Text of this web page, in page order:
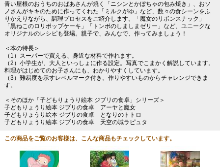
青い屋根のおうちのおばあさんが焼く「ニシンとかぼちゃの包み焼き」、おソ
ノさんがキキのために作ってくれた「ミルクがゆ」など、数々の食シーンをふ
りかえりながら、調理プロセスをご紹介します。「魔女のリボンスナック」
「黒ねこのロリポップケーキ」「トンボのしましまゼリー」など、ユニークな
オリジナルのレシピも登場。親子で、みんなで、作ってみましょう！
＜本の特長＞
（1）スーパーで買える、身近な材料で作れます。
（2）小学生が、大人といっしょに作る設定。写真でこまかく解説しています。
料理がはじめてのお子さんにも、わかりやすくしています。
（3）難易度を示すレベルマーク付き。作りやすいものからチャレンジできま
す。
＜そのほか「子どもりょうり絵本 ジブリの食卓」シリーズ＞
子どもりょうり絵本 ジブリの食卓 アーヤと魔女
子どもりょうり絵本 ジブリの食卓 となりのトトロ
子どもりょうり絵本 ジブリの食卓 天空の城ラピュタ
この商品をご覧のお客様は、こんな商品もチェックしています。